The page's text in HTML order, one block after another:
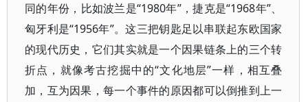
同的年份，比如波兰是“1980年”，捷克是“1968年”、
匈牙利是“1956年”。这三把钥匙足以串联起东欧国家
的现代历史，它们其实就是一个因果链条上的三个转
折点，就像考古挖掘中的“文化地层”一样，相互叠
加，互为因果，每一个事件的原因都可以倒推到上一